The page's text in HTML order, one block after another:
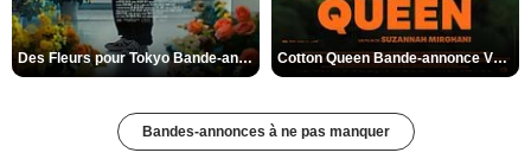
Des Fleurs pour Tokyo Bande-annonce VO STFR Cotton Queen Bande-annonce VO STFR
Bandes-annonces à ne pas manquer